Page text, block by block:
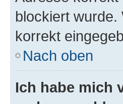
blockiert
korrekt
Nach oben
Ich habe mich